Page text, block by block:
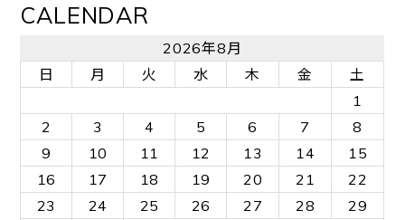
CALENDAR
2026年8月
日
月 火 水 木 金
土
1
2
3 4 5 6 7
8
9
10 11 12 13 14
15
16
17 18 19 20 21
22
23
24 25 26 27 28
29